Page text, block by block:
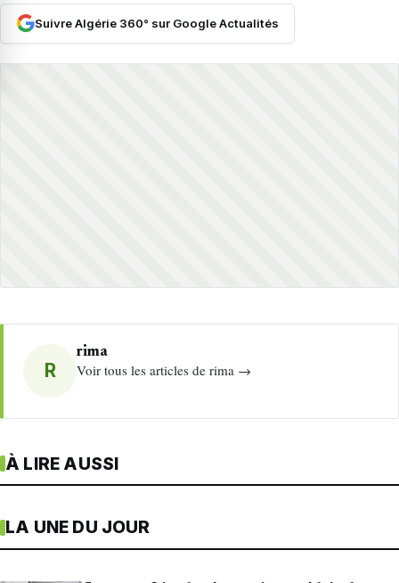
Suivre Algérie 360° sur Google Actualités
R
rima
Voir tous les articles de rima →
À LIRE AUSSI
LA UNE DU JOUR